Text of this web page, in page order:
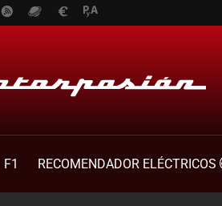
F1
RECOMENDADOR ELÉCTRICOS